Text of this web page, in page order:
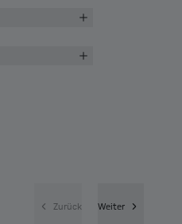
Zurück Weiter